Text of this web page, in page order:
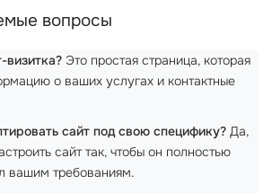
вопросы
визитка? Это простая страница, которая
о ваших услугах и контактные
сайт под свою специфику? Да,
сайт так, чтобы он полностью
вашим требованиям.